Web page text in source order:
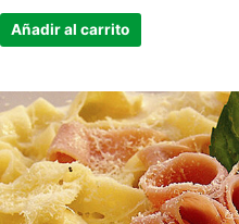
Añadir al carrito